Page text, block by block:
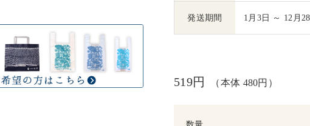
発送期間 1月3日 ～ 12月
519円 （本体 480円）